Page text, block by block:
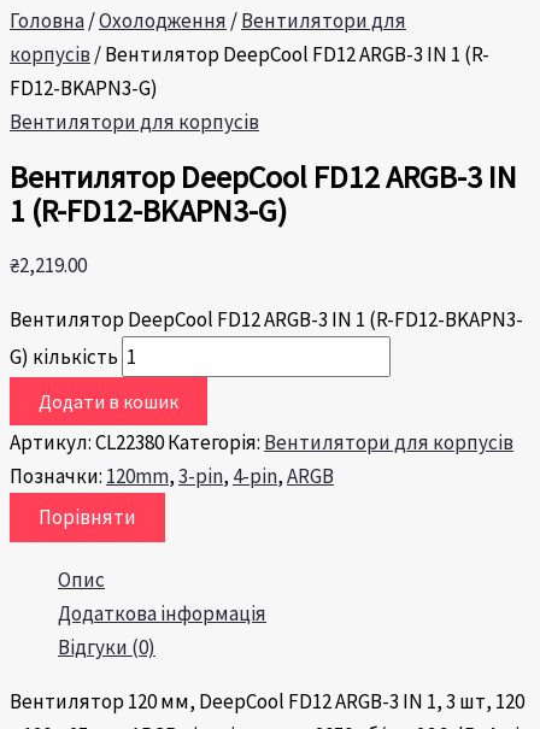
Головна/Охолодження /Вентилятори для
корпусів / Вентилятор DeepCool FD12 ARGB-3 IN 1 (R-
FD12-BKAPN3-G)
Вентилятори для корпусів
Вентилятор DeepCool FD12 ARGB-3 IN
1 (R-FD12-BKAPN3-G)
₴2,219.00
Вентилятор DeepCool FD12 ARGB-3 IN 1 (R-FD12-BKAPN3-
G) кількість
Додати в кошик
Артикул:CL22380Категорія: Вентилятори для корпусів
Позначки: 120mm,3-pin, 4-pin,ARGB
Порівняти
Опис
Додаткова інформація
Відгуки (0)
Вентилятор 120 мм, DeepCool FD12 ARGB-3 IN 1, 3 шт, 120